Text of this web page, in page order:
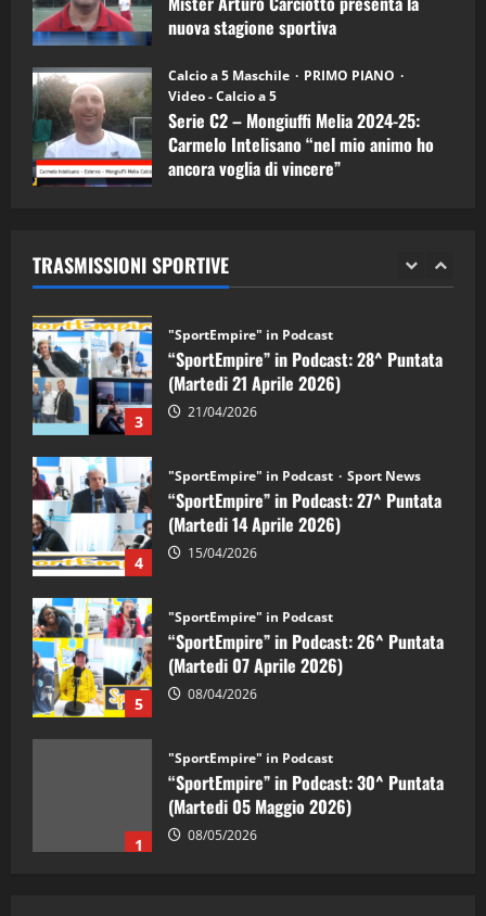
nuova stagione sportiva
Calcio a 5 Maschile
PRIMO PIANO
Video - Calcio a 5
Serie C2 – Mongiuffi Melia 2024-25:
Carmelo Intelisano “nel mio animo ho
ancora voglia di vincere”
TRASMISSIONI SPORTIVE
1
“SportEmpire” in Podcast: 30^ Puntata
(Martedi 05 Maggio 2026)
08/05/2026
2 28/04/2026
3
"SportEmpire" in Podcast
“SportEmpire” in Podcast: 28^ Puntata
(Martedi 21 Aprile 2026)
21/04/2026
4
"SportEmpire" in Podcast Sport News
“SportEmpire” in Podcast: 27^ Puntata
(Martedi 14 Aprile 2026)
15/04/2026
5
"SportEmpire" in Podcast
“SportEmpire” in Podcast: 26^ Puntata
(Martedi 07 Aprile 2026)
08/04/2026
1
"SportEmpire" in Podcast
“SportEmpire” in Podcast: 30^ Puntata
(Martedi 05 Maggio 2026)
08/05/2026